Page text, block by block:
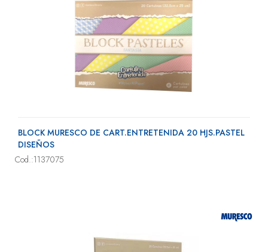
BLOCK MURESCO DE CART.ENTRETENIDA 20 HJS.PASTEL
DISEÑOS
Cod.:1137075